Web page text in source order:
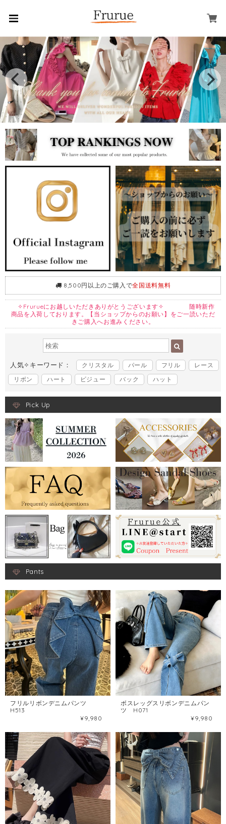
8,500円以上のご購入で全国送料無料
✧Frurueにお越しいただきありがとうございます✧ 随時新作
商品を入荷しております。【当ショップからのお願い】をご一読いただ
きご購入へお進みください。
人気✧キーワード： クリスタル パール フリル
レース
リボン
ハート ビジュー バック ハット
Pick Up
Pants
フリルリボンデニムパンツ
H513
¥9,980
ボスレッグスリボンデニムパン
ツ H071
¥9,980